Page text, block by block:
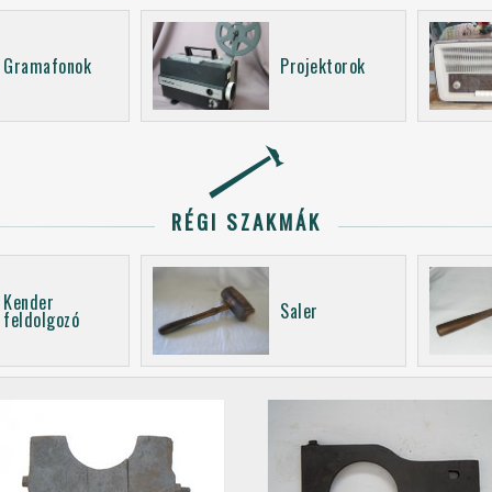
Gramafonok Projektorok
RÉGI SZAKMÁK
Kender
feldolgozó Saler